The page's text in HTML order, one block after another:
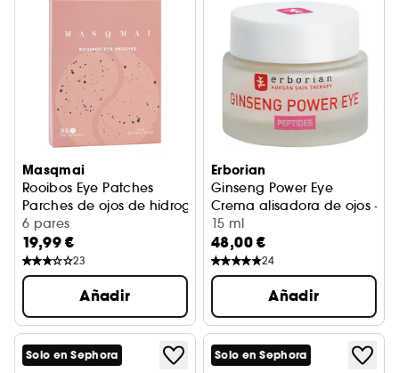
Masqmai
Rooibos Eye Patches
Parches de ojos de hidrogel anti-fatiga
6 pares
19,99 €
23
Añadir
Erborian
Ginseng Power Eye
Crema alisadora de ojos -
15 ml
48,00 €
24
Añadir
Solo en Sephora Solo en Sephora